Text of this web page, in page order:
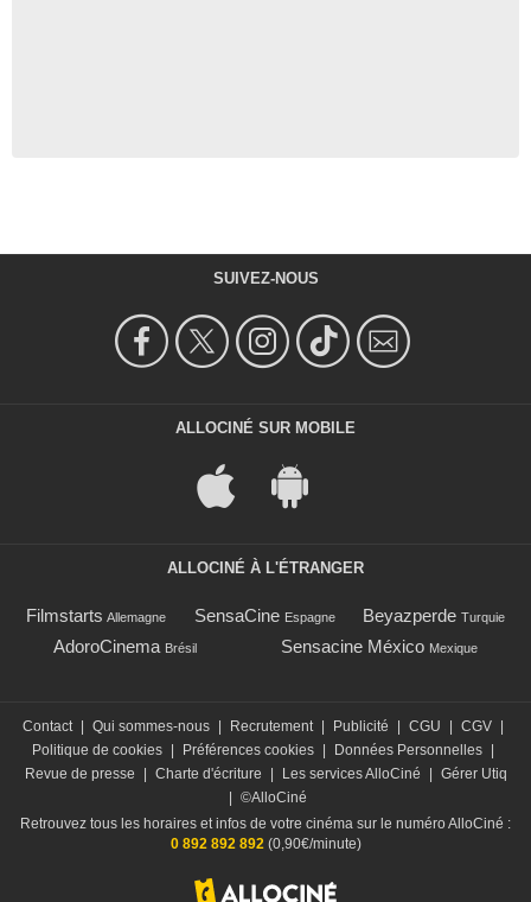
SUIVEZ-NOUS
ALLOCINÉ SUR MOBILE
ALLOCINÉ À L'ÉTRANGER
Filmstarts Allemagne SensaCine Espagne Beyazperde Turquie
AdoroCinema Brésil Sensacine México Mexique
Contact Qui sommes-nous Recrutement Publicité CGU CGV
Politique de cookies
Préférences cookies Données Personnelles
Revue de presse
Charte d'écriture Les services AlloCiné
Gérer Utiq
©AlloCiné
Retrouvez tous les horaires et infos de votre cinéma sur le numéro AlloCiné :
0 892 892 892(0,90€/minute)